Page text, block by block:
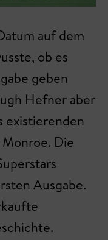
auf dem
ob es
geben
Hefner aber
existierenden
Die
Ausgabe.